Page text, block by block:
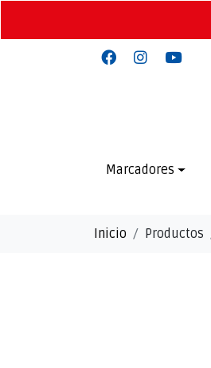
Marcadores
Inicio Productos